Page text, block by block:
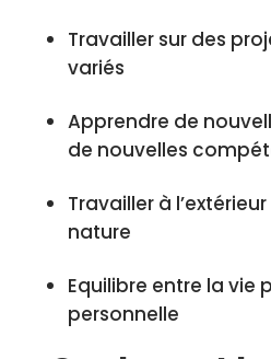
Travailler sur des
variés
Apprendre de
de nouvelles
Travailler à
nature
Equilibre entre la vie
personnelle